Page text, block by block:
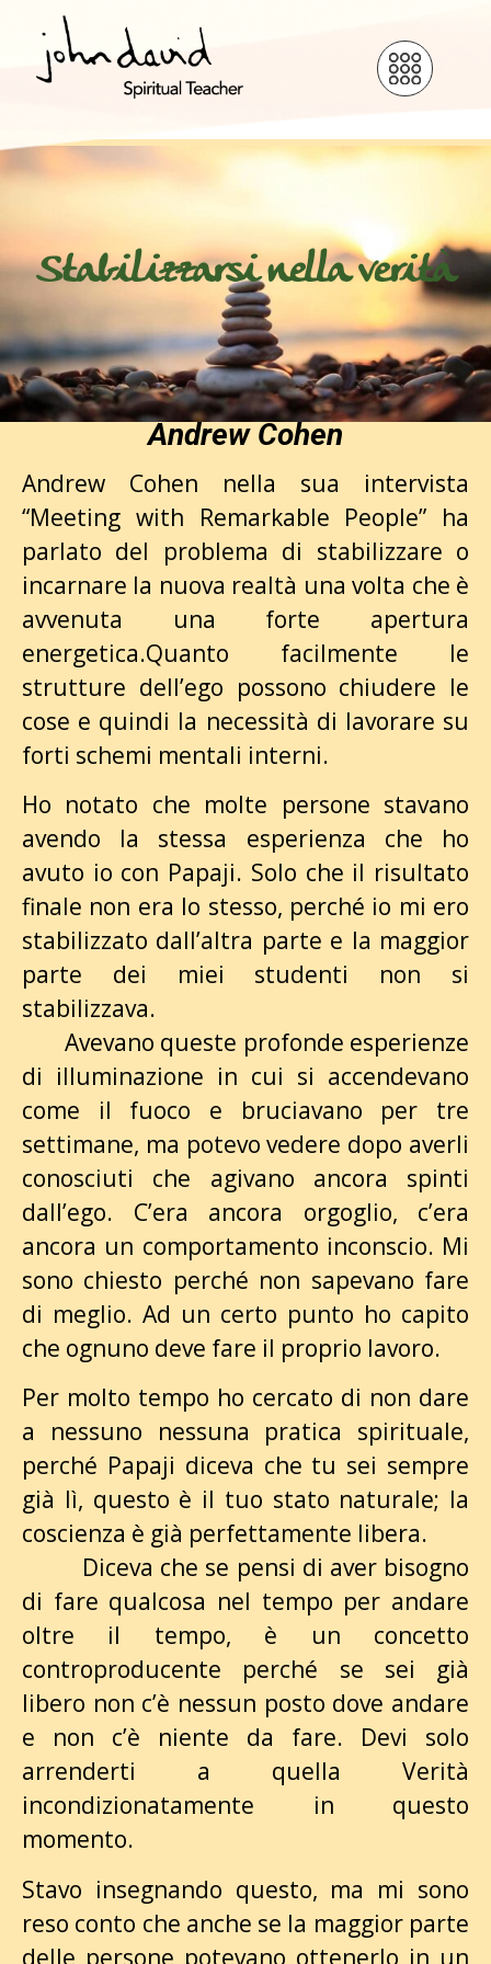
Stabilizzarsi nella verità
Andrew Cohen
Andrew Cohen nella sua intervista
“Meeting with Remarkable People” ha
parlato del problema di stabilizzare o
incarnare la nuova realtà una volta che è
avvenuta una forte apertura
energetica.Quanto facilmente le
strutture dell’ego possono chiudere le
cose e quindi la necessità di lavorare su
forti schemi mentali interni.
Ho notato che molte persone stavano
avendo la stessa esperienza che ho
avuto io con Papaji. Solo che il risultato
finale non era lo stesso, perché io mi ero
stabilizzato dall’altra parte e la maggior
parte dei miei studenti non si
stabilizzava.
Avevano queste profonde esperienze
di illuminazione in cui si accendevano
come il fuoco e bruciavano per tre
settimane, ma potevo vedere dopo averli
conosciuti che agivano ancora spinti
dall’ego. C’era ancora orgoglio, c’era
ancora un comportamento inconscio. Mi
sono chiesto perché non sapevano fare
di meglio. Ad un certo punto ho capito
che ognuno deve fare il proprio lavoro.
Per molto tempo ho cercato di non dare
a nessuno nessuna pratica spirituale,
perché Papaji diceva che tu sei sempre
già lì, questo è il tuo stato naturale; la
coscienza è già perfettamente libera.
Diceva che se pensi di aver bisogno
di fare qualcosa nel tempo per andare
oltre il tempo, è un concetto
controproducente perché se sei già
libero non c’è nessun posto dove andare
e non c’è niente da fare. Devi solo
arrenderti a quella Verità
incondizionatamente in questo
momento.
Stavo insegnando questo, ma mi sono
reso conto che anche se la maggior parte
delle persone potevano ottenerlo in un